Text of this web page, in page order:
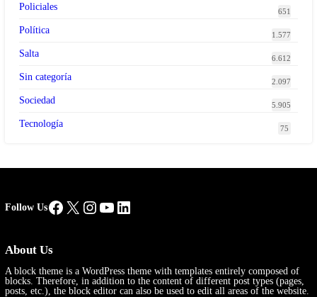
Policiales 651
Política 1.577
Salta 6.612
Sin categoría 2.097
Sociedad 5.905
Tecnología 75
Follow UsFacebook
X Instagram
YouTube
LinkedIn
About Us
A block theme is a WordPress theme with templates entirely composed of
blocks. Therefore, in addition to the content of different post types (pages,
posts, etc.), the block editor can also be used to edit all areas of the website.